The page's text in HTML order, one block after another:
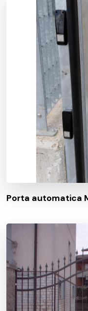
Porta automatica